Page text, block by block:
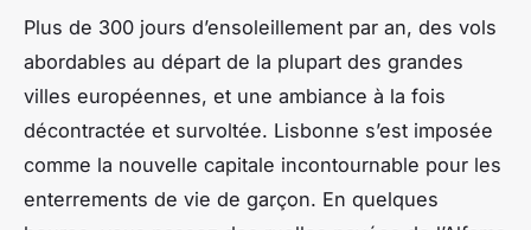
Plus de 300 jours d’ensoleillement par an, des vols
abordables au départ de la plupart des grandes
villes européennes, et une ambiance à la fois
décontractée et survoltée. Lisbonne s’est imposée
comme la nouvelle capitale incontournable pour les
enterrements de vie de garçon. En quelques